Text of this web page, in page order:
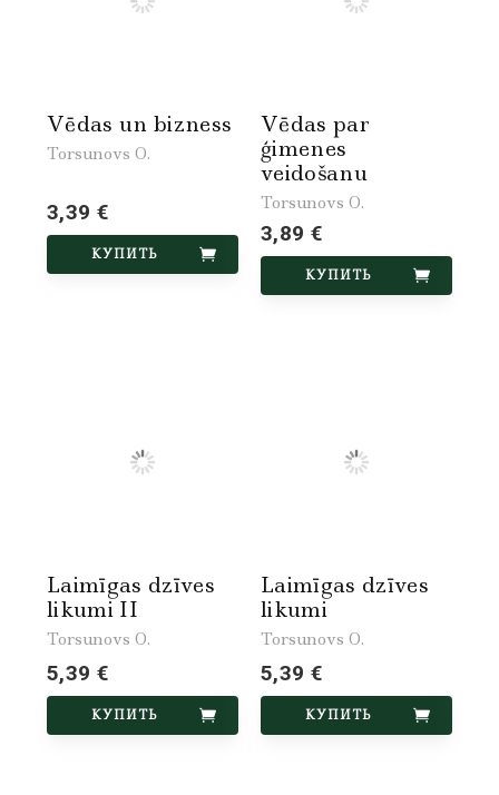
Vēdas un bizness
Torsunovs O.
3,39 €
КУПИТЬ
Vēdas par
ģimenes
veidošanu
Torsunovs O.
3,89 €
КУПИТЬ
Laimīgas dzīves
likumi II
Torsunovs O.
5,39 €
КУПИТЬ
Laimīgas dzīves
likumi
Torsunovs O.
5,39 €
КУПИТЬ